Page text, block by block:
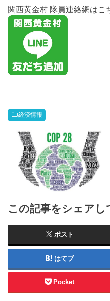
関西黄金村 隊員連絡網はこ
経済情報
この記事をシェアし
ポスト
はてブ
Pocket